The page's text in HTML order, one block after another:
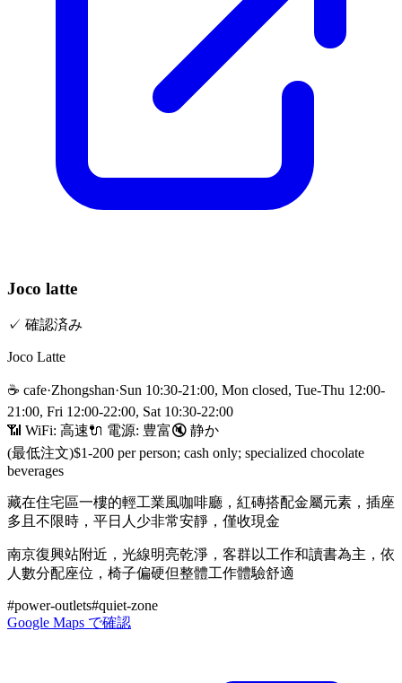
Joco latte
✓ 確認済み
Joco Latte
☕ cafe·Zhongshan·Sun 10:30-21:00, Mon closed, Tue-Thu 12:00-
21:00, Fri 12:00-22:00, Sat 10:30-22:00
📶 WiFi: 高速🔌 電源: 豊富🔇 静か
(最低注文)$1-200 per person; cash only; specialized chocolate
beverages
藏在住宅區一樓的輕工業風咖啡廳，紅磚搭配金屬元素，插座
多且不限時，平日人少非常安靜，僅收現金
南京復興站附近，光線明亮乾淨，客群以工作和讀書為主，依
人數分配座位，椅子偏硬但整體工作體驗舒適
#power-outlets#quiet-zone
Google Maps で確認